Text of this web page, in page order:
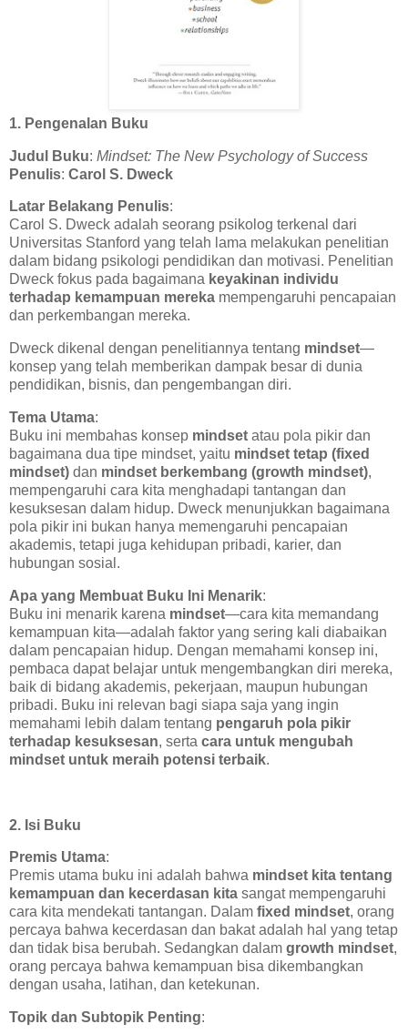
1. Pengenalan Buku
Judul Buku: Mindset: The New Psychology of Success
Penulis: Carol S. Dweck
Latar Belakang Penulis:
Carol S. Dweck adalah seorang psikolog terkenal dari
Universitas Stanford yang telah lama melakukan penelitian
dalam bidang psikologi pendidikan dan motivasi. Penelitian
Dweck fokus pada bagaimana keyakinan individu
terhadap kemampuan mereka mempengaruhi pencapaian
dan perkembangan mereka.
Dweck dikenal dengan penelitiannya tentang mindset—
konsep yang telah memberikan dampak besar di dunia
pendidikan, bisnis, dan pengembangan diri.
Tema Utama:
Buku ini membahas konsep mindset atau pola pikir dan
bagaimana dua tipe mindset, yaitu mindset tetap (fixed
mindset) dan mindset berkembang (growth mindset),
mempengaruhi cara kita menghadapi tantangan dan
kesuksesan dalam hidup. Dweck menunjukkan bagaimana
pola pikir ini bukan hanya memengaruhi pencapaian
akademis, tetapi juga kehidupan pribadi, karier, dan
hubungan sosial.
Apa yang Membuat Buku Ini Menarik:
Buku ini menarik karena mindset—cara kita memandang
kemampuan kita—adalah faktor yang sering kali diabaikan
dalam pencapaian hidup. Dengan memahami konsep ini,
pembaca dapat belajar untuk mengembangkan diri mereka,
baik di bidang akademis, pekerjaan, maupun hubungan
pribadi. Buku ini relevan bagi siapa saja yang ingin
memahami lebih dalam tentang pengaruh pola pikir
terhadap kesuksesan, serta cara untuk mengubah
mindset untuk meraih potensi terbaik.
2. Isi Buku
Premis Utama:
Premis utama buku ini adalah bahwa mindset kita tentang
kemampuan dan kecerdasan kita sangat mempengaruhi
cara kita mendekati tantangan. Dalam fixed mindset, orang
percaya bahwa kecerdasan dan bakat adalah hal yang tetap
dan tidak bisa berubah. Sedangkan dalam growth mindset,
orang percaya bahwa kemampuan bisa dikembangkan
dengan usaha, latihan, dan ketekunan.
Topik dan Subtopik Penting: